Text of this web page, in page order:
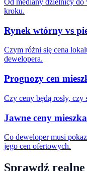
Od mediany dzielnicy
kroku.
Rynek wtórny vs
Czym różni się cena
dewelopera.
Prognozy cen
Czy ceny będą rosły,
Jawne ceny
Co deweloper musi
jego cen ofertowych.
Sprawdź